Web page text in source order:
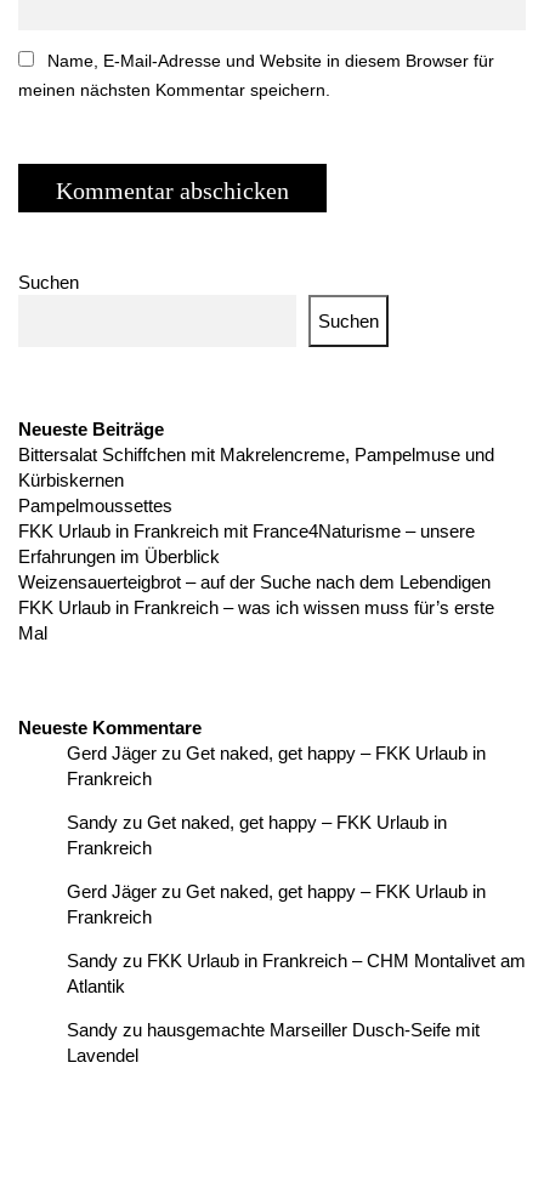
Name, E-Mail-Adresse und Website in diesem Browser für
meinen nächsten Kommentar speichern.
Suchen
Suchen
Neueste Beiträge
Bittersalat Schiffchen mit Makrelencreme, Pampelmuse und
Kürbiskernen
Pampelmoussettes
FKK Urlaub in Frankreich mit France4Naturisme – unsere
Erfahrungen im Überblick
Weizensauerteigbrot – auf der Suche nach dem Lebendigen
FKK Urlaub in Frankreich – was ich wissen muss für’s erste
Mal
Neueste Kommentare
Gerd Jäger zu Get naked, get happy – FKK Urlaub in
Frankreich
Sandy zu Get naked, get happy – FKK Urlaub in
Frankreich
Gerd Jäger zu Get naked, get happy – FKK Urlaub in
Frankreich
Sandy zu FKK Urlaub in Frankreich – CHM Montalivet am
Atlantik
Sandy zu hausgemachte Marseiller Dusch-Seife mit
Lavendel